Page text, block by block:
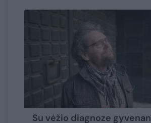
Su vėžio diagnoze